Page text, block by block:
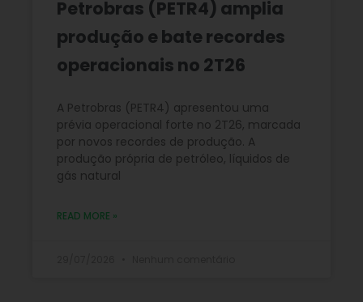
Petrobras (PETR4) amplia
produção e bate recordes
operacionais no 2T26
A Petrobras (PETR4) apresentou uma
prévia operacional forte no 2T26, marcada
por novos recordes de produção. A
produção própria de petróleo, líquidos de
gás natural
READ MORE »